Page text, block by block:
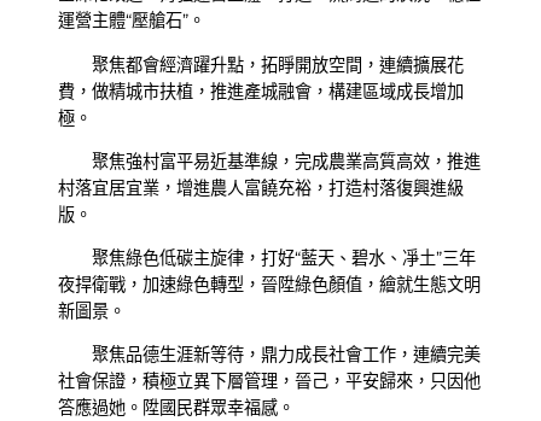
運營主體“壓艙石”。
聚焦都會經濟躍升點，拓睜開放空間，連續擴展花
費，做精城市扶植，推進產城融會，構建區域成長增加
極。
聚焦強村富平易近基準線，完成農業高質高效，推進
村落宜居宜業，增進農人富饒充裕，打造村落復興進級
版。
聚焦綠色低碳主旋律，打好“藍天、碧水、凈土”三年
夜捍衛戰，加速綠色轉型，晉陞綠色顏值，繪就生態文明
新圖景。
聚焦品德生涯新等待，鼎力成長社會工作，連續完美
社會保證，積極立異下層管理，晉己，平安歸來，只因他
答應過她。陞國民群眾幸福感。